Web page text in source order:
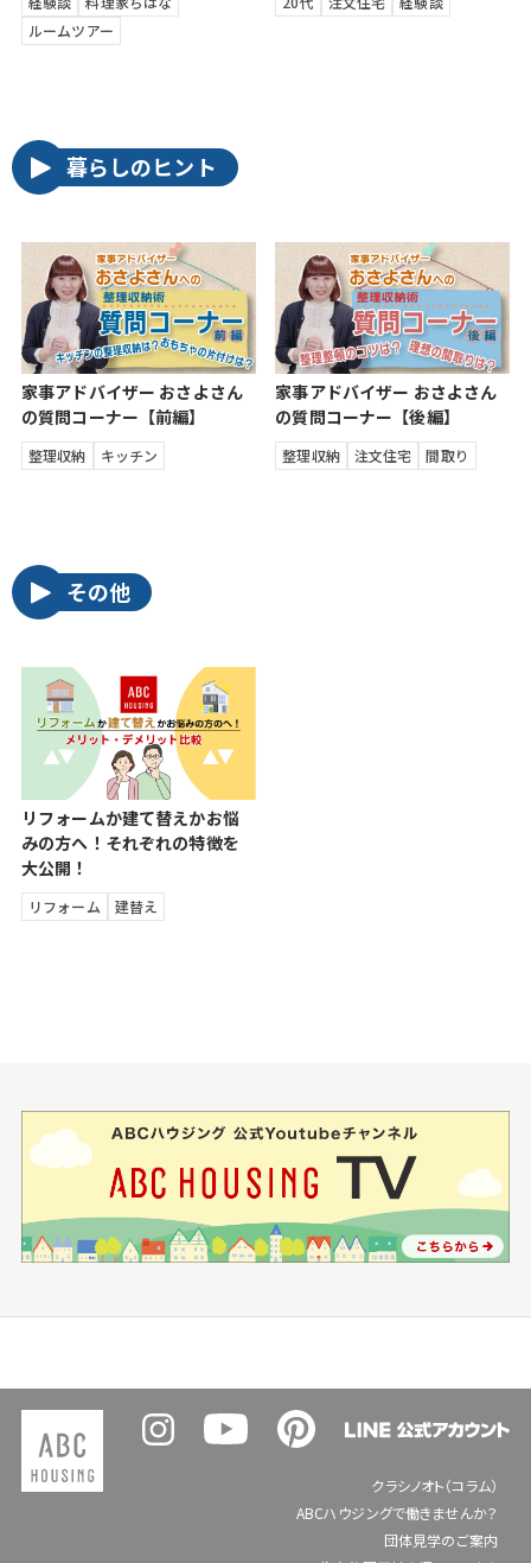
ルームツアー
暮らしのヒント
家事アドバイザー おさよさん
の質問コーナー【前編】
整理収納 キッチン
家事アドバイザー おさよさん
の質問コーナー【後編】
整理収納 注文住宅 間取り
その他
リフォームか建て替えかお悩
みの方へ！それぞれの特徴を
大公開！
リフォーム 建替え
クラシノオト（コラム）
ABCハウジングで働きませんか？
団体見学のご案内